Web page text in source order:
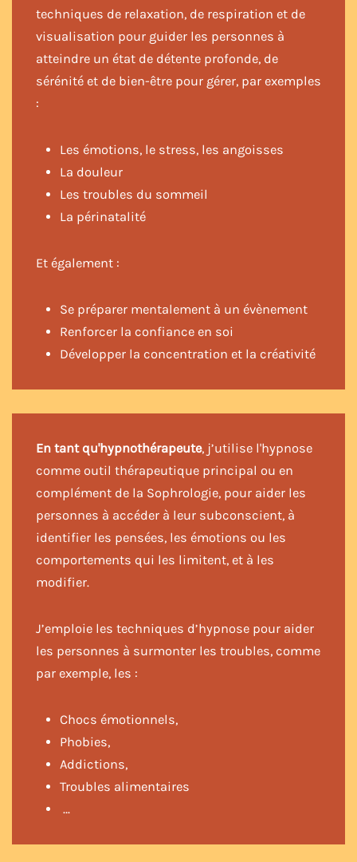
techniques de relaxation, de respiration et de
visualisation pour guider les personnes à
atteindre un état de détente profonde, de
sérénité et de bien-être pour gérer, par exemples
:
Les émotions, le stress, les angoisses
La douleur
Les troubles du sommeil
La périnatalité
Et également :
Se préparer mentalement à un évènement
Renforcer la confiance en soi
Développer la concentration et la créativité
En tant qu'hypnothérapeute, j’utilise l'hypnose
comme outil thérapeutique principal ou en
complément de la Sophrologie, pour aider les
personnes à accéder à leur subconscient, à
identifier les pensées, les émotions ou les
comportements qui les limitent, et à les
modifier.
J’emploie les techniques d’hypnose pour aider
les personnes à surmonter les troubles, comme
par exemple, les :
Chocs émotionnels,
Phobies,
Addictions,
Troubles alimentaires
…